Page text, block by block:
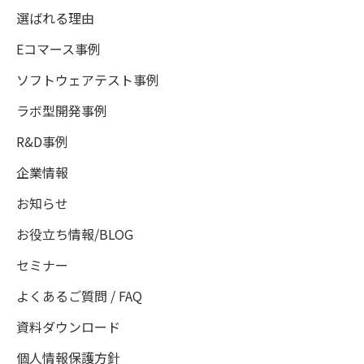
選ばれる理由
Eコマース事例
ソフトウェアテスト事例
ラボ型開発事例
R&D事例
企業情報
お知らせ
お役立ち情報/BLOG
セミナー
よくあるご質問 / FAQ
資料ダウンロード
個人情報保護方針